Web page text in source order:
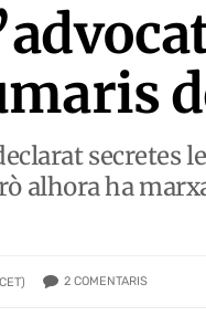
secretes
alhora ha
2 COMENTARIS